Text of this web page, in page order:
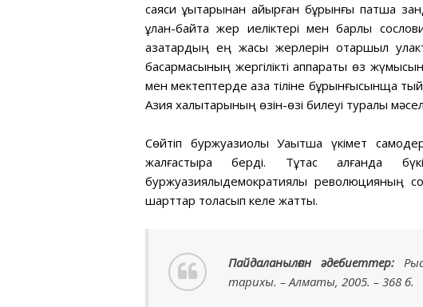
саяси құқықтарынан айырған бұрынғы патша
ұлан-байтақ жер иеліктері мен барлық
қазақтардың ең жақсы жерлерін отаршыл
басқармасының жергілікті аппараты өз
мен мектептерде қазақ тіліне бұрынғысынща
Азия халықтарының өзін-өзі билеуі туралы
Сөйтіп буржуазиолық Уақытша үкімет
жалғастыра берді. Тұтас алғанда
буржуазиялықдемократиялық революцияның
шарттар толасып келе жатты.
Пайдаланылған әдебиеттер:
тарихы. – Алматы, 2005. – 368 б.